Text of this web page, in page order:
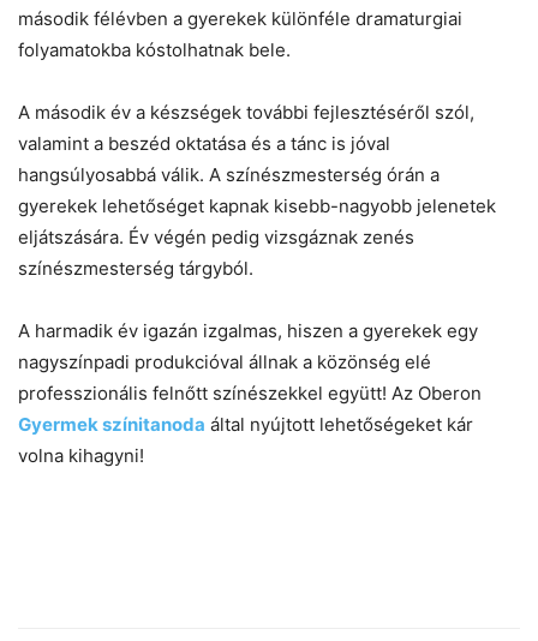
második félévben a gyerekek különféle dramaturgiai
folyamatokba kóstolhatnak bele.
A második év a készségek további fejlesztéséről szól,
valamint a beszéd oktatása és a tánc is jóval
hangsúlyosabbá válik. A színészmesterség órán a
gyerekek lehetőséget kapnak kisebb-nagyobb jelenetek
eljátszására. Év végén pedig vizsgáznak zenés
színészmesterség tárgyból.
A harmadik év igazán izgalmas, hiszen a gyerekek egy
nagyszínpadi produkcióval állnak a közönség elé
professzionális felnőtt színészekkel együtt! Az Oberon
Gyermek színitanoda által nyújtott lehetőségeket kár
volna kihagyni!